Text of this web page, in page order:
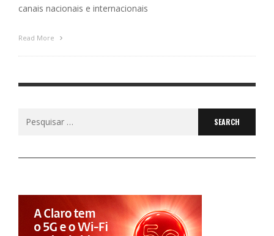
canais nacionais e internacionais
Read More